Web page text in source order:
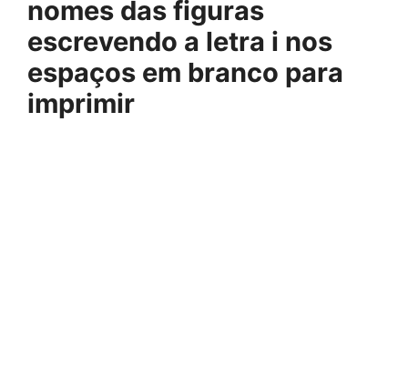
nomes das figuras
escrevendo a letra i nos
espaços em branco para
imprimir